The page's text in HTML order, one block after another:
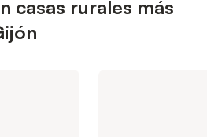
casas rurales más